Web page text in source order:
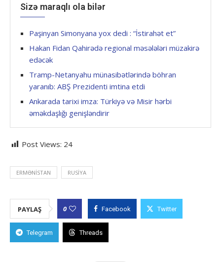
Sizə maraqlı ola bilər
Paşinyan Simonyana yox dedi : “İstirahət et”
Hakan Fidan Qahirədə regional məsələləri müzakirə
edəcək
Tramp-Netanyahu münasibətlərində böhran
yaranıb: ABŞ Prezidenti imtina etdi
Ankarada tarixi imza: Türkiyə və Misir hərbi
əməkdaşlığı genişləndirir
Post Views: 24
ERMƏNISTAN RUSIYA
PAYLAŞ 0 Facebook Twitter
Telegram Threads